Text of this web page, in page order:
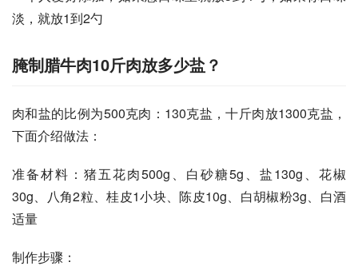
淡，就放1到2勺
腌制腊牛肉10斤肉放多少盐？
肉和盐的比例为500克肉：130克盐，十斤肉放1300克盐，
下面介绍做法：
准备材料：猪五花肉500g、白砂糖5g、盐130g、花椒
30g、八角2粒、桂皮1小块、陈皮10g、白胡椒粉3g、白酒
适量
制作步骤：